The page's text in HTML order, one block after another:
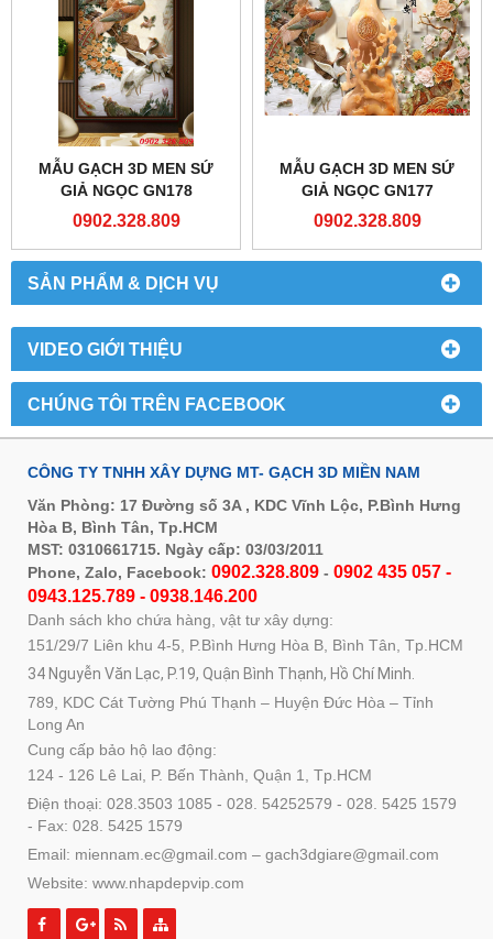
SẢN PHẨM & DỊCH VỤ
VIDEO GIỚI THIỆU
CHÚNG TÔI TRÊN FACEBOOK
MẪU GẠCH 3D MEN SỨ
GIẢ NGỌC GN178
0902.328.809
MẪU GẠCH 3D MEN SỨ
GIẢ NGỌC GN177
0902.328.809
CÔNG TY TNHH XÂY DỰNG MT- GẠCH 3D MIỀN NAM
Văn Phòng: 17 Đường số 3A , KDC Vĩnh Lộc, P.Bình Hưng
Hòa B, Bình Tân, Tp.HCM
MST: 0310661715. Ngày cấp: 03/03/2011
Phone, Zalo, Facebook: 0902.328.809 - 0902 435 057 -
0943.125.789 - 0938.146.200
Danh sách kho chứa hàng, vật tư xây dựng:
151/29/7 Liên khu 4-5, P.Bình Hưng Hòa B, Bình Tân, Tp.HCM
34 Nguyễn Văn Lạc, P.19, Quận Bình Thạnh, Hồ Chí Minh.
789, KDC Cát Tường Phú Thạnh – Huyện Đức Hòa – Tỉnh
Long An
Cung cấp bảo hộ lao động:
124 - 126 Lê Lai, P. Bến Thành, Quận 1, Tp.HCM
Điện thoại: 028.3503 1085 - 028. 54252579 - 028. 5425 1579
- Fax: 028. 5425 1579
Email: miennam.ec@gmail.com – gach3dgiare@gmail.com
Website: www.nhapdepvip.com